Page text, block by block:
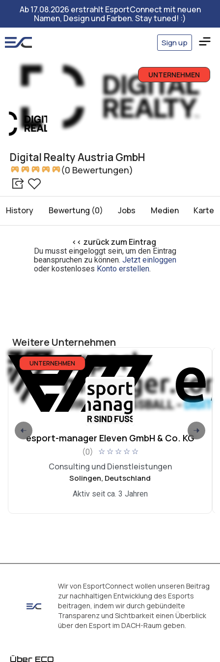
Ab 17.08.2026 erstrahlt EsportConnect mit neuen
Namen, Design und Farben. Stay tuned! :)
Sign up
UNTERNEHMEN
Digital Realty Austria GmbH
(0 Bewertungen)
History Bewertung (0) Jobs Medien Karte
<< zurück zum Eintrag
Du musst eingeloggt sein, um den Eintrag
beanspruchen zu können. Jetzt einloggen
oder kostenloses Konto erstellen.
Weitere Unternehmen
UNTERNEHMEN
esport-manager Eleven GmbH & Co. KG
(0) ☆ ☆ ☆ ☆ ☆
Consulting und Dienstleistungen
Solingen, Deutschland
Aktiv seit ca. 3 Jahren
Wir von EsportConnect wollen unseren Beitrag
zur nachhaltigen Entwicklung des Esports
beitragen, indem wir durch gebündelte
Transparenz und Sichtbarkeit einen Überblick
über den Esport im DACH-Raum geben.
Über ECO